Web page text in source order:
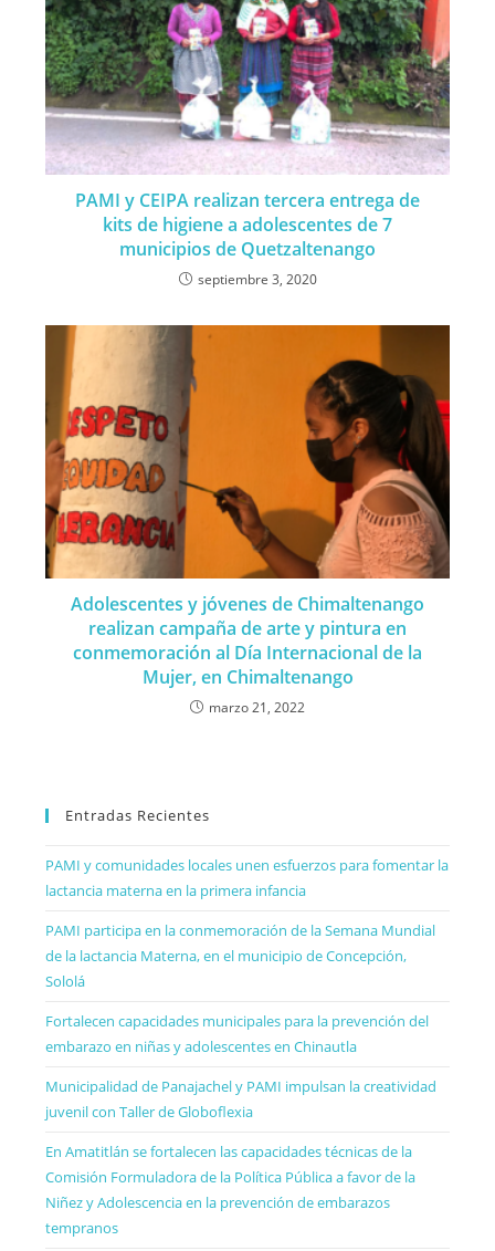
PAMI y CEIPA realizan tercera entrega de
kits de higiene a adolescentes de 7
municipios de Quetzaltenango
septiembre 3, 2020
Adolescentes y jóvenes de Chimaltenango
realizan campaña de arte y pintura en
conmemoración al Día Internacional de la
Mujer, en Chimaltenango
marzo 21, 2022
Entradas Recientes
PAMI y comunidades locales unen esfuerzos para fomentar la
lactancia materna en la primera infancia
PAMI participa en la conmemoración de la Semana Mundial
de la lactancia Materna, en el municipio de Concepción,
Sololá
Fortalecen capacidades municipales para la prevención del
embarazo en niñas y adolescentes en Chinautla
Municipalidad de Panajachel y PAMI impulsan la creatividad
juvenil con Taller de Globoflexia
En Amatitlán se fortalecen las capacidades técnicas de la
Comisión Formuladora de la Política Pública a favor de la
Niñez y Adolescencia en la prevención de embarazos
tempranos